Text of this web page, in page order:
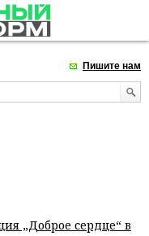
Пишите нам
„Доброе сердце“ в